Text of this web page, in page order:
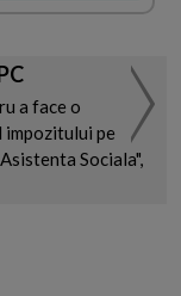
a face o
impozitului pe
Sociala",